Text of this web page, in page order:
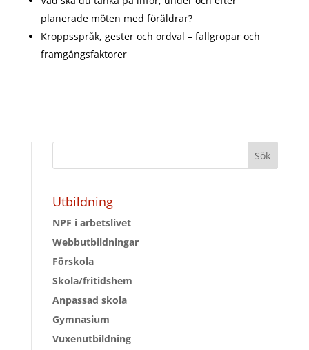
planerade möten med föräldrar?
Kroppsspråk, gester och ordval – fallgropar och
framgångsfaktorer
Utbildning
NPF i arbetslivet
Webbutbildningar
Förskola
Skola/fritidshem
Anpassad skola
Gymnasium
Vuxenutbildning